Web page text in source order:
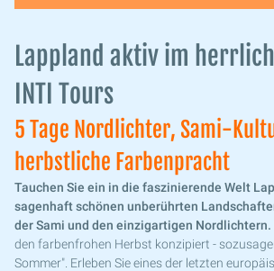
Lappland aktiv im
INTI Tours
5 Tage Nordlichter, Sami-
herbstliche Farbenpracht
Tauchen Sie ein in die faszinierende Welt
sagenhaft schönen unberührten
der Sami und den einzigartigen Nordlichtern.
den farbenfrohen Herbst konzipiert -
Sommer". Erleben Sie eines der letzten